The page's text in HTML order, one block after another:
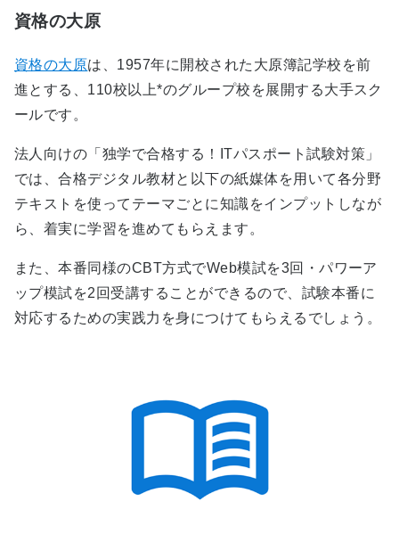
資格の大原
資格の大原は、1957年に開校された大原簿記学校を前
進とする、110校以上*のグループ校を展開する大手スク
ールです。
法人向けの「独学で合格する！ITパスポート試験対策」
では、合格デジタル教材と以下の紙媒体を用いて各分野
テキストを使ってテーマごとに知識をインプットしなが
ら、着実に学習を進めてもらえます。
また、本番同様のCBT方式でWeb模試を3回・パワーア
ップ模試を2回受講することができるので、試験本番に
対応するための実践力を身につけてもらえるでしょう。